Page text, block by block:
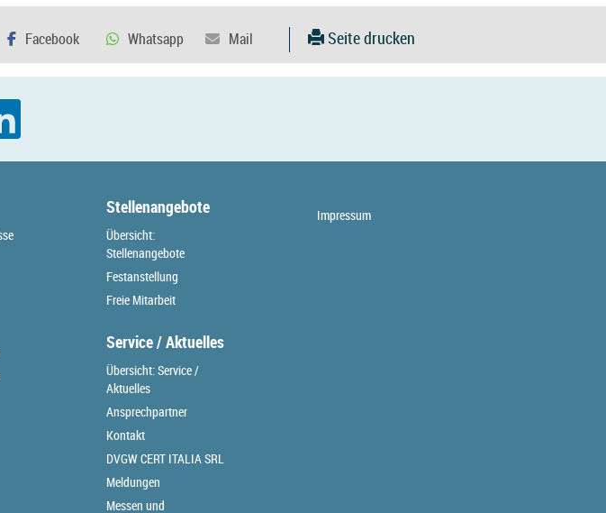
Seite drucken
Stellenangebote
Übersicht:
Stellenangebote
Festanstellung
Freie Mitarbeit
Service / Aktuelles
Übersicht: Service /
Aktuelles
Ansprechpartner
Kontakt
DVGW CERT ITALIA SRL
Meldungen
Messen und
Impressum